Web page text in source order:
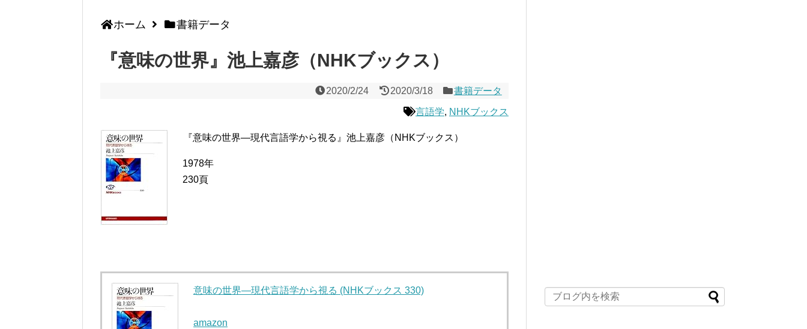
ホーム 書籍データ
『意味の世界』池上嘉彦（NHKブックス）
2020/2/24 2020/3/18 書籍データ
言語学, NHKブックス
『意味の世界―現代言語学から視る』池上嘉彦（NHKブックス）
1978年
230頁
意味の世界―現代言語学から視る (NHKブックス 330)
amazon